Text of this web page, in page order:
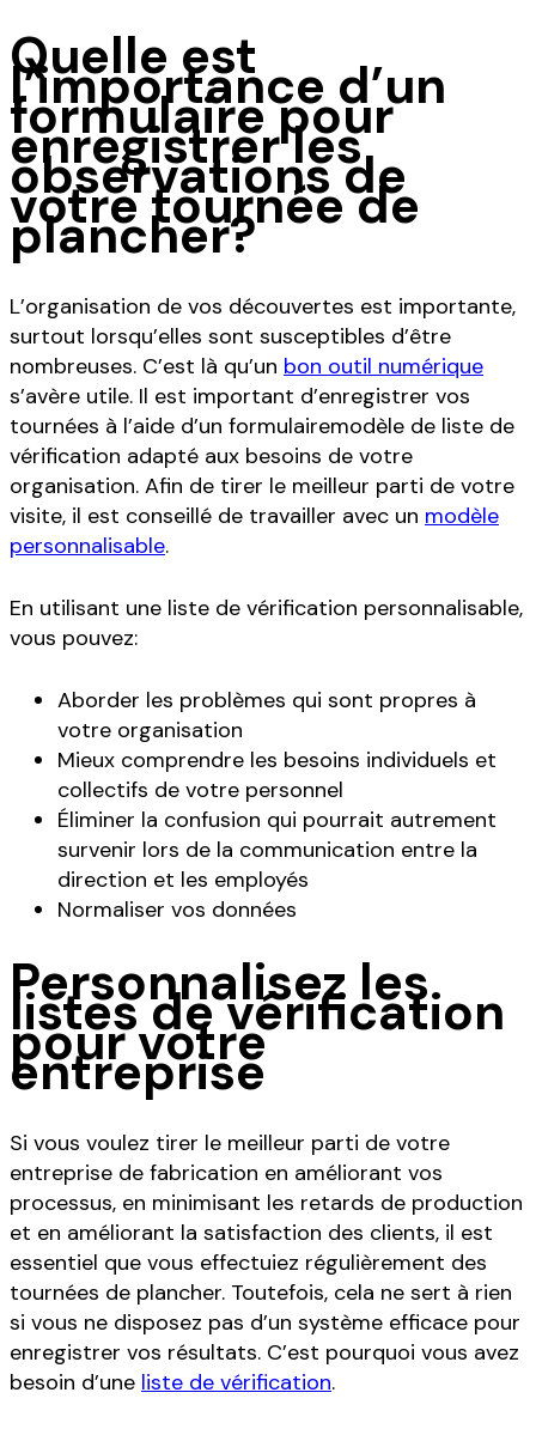
Quelle est
l’importance d’un
formulaire pour
enregistrer les
observations de
votre tournée de
plancher?
L’organisation de vos découvertes est importante,
surtout lorsqu’elles sont susceptibles d’être
nombreuses. C’est là qu’un bon outil numérique
s’avère utile. Il est important d’enregistrer vos
tournées à l’aide d’un formulairemodèle de liste de
vérification adapté aux besoins de votre
organisation. Afin de tirer le meilleur parti de votre
visite, il est conseillé de travailler avec un modèle
personnalisable.
En utilisant une liste de vérification personnalisable,
vous pouvez:
Aborder les problèmes qui sont propres à
votre organisation
Mieux comprendre les besoins individuels et
collectifs de votre personnel
Éliminer la confusion qui pourrait autrement
survenir lors de la communication entre la
direction et les employés
Normaliser vos données
Personnalisez les
listes de vérification
pour votre
entreprise
Si vous voulez tirer le meilleur parti de votre
entreprise de fabrication en améliorant vos
processus, en minimisant les retards de production
et en améliorant la satisfaction des clients, il est
essentiel que vous effectuiez régulièrement des
tournées de plancher. Toutefois, cela ne sert à rien
si vous ne disposez pas d’un système efficace pour
enregistrer vos résultats. C’est pourquoi vous avez
besoin d’une liste de vérification.